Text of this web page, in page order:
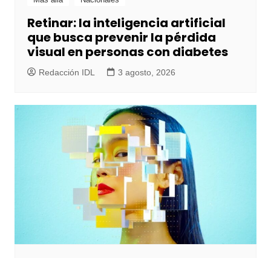
Retinar: la inteligencia artificial
que busca prevenir la pérdida
visual en personas con diabetes
Redacción IDL 3 agosto, 2026